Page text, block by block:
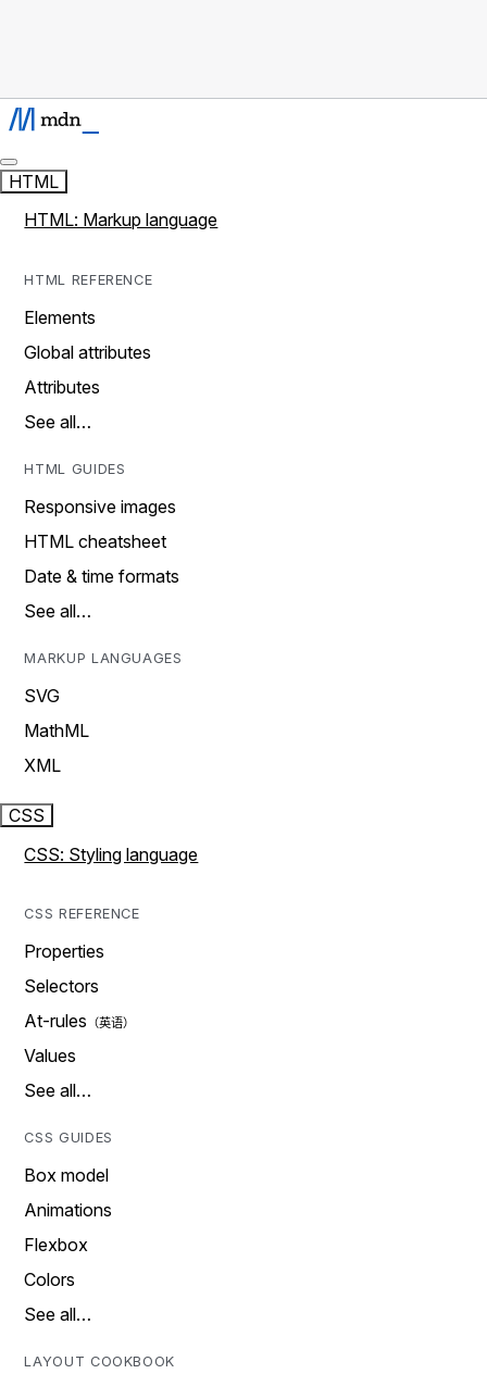
HTML
HTML: Markup language
HTML REFERENCE
Elements
Global attributes
Attributes
See all…
HTML GUIDES
Responsive images
HTML cheatsheet
Date & time formats
See all…
MARKUP LANGUAGES
SVG
MathML
XML
CSS
CSS: Styling language
CSS REFERENCE
Properties
Selectors
At-rules
Values
See all…
CSS GUIDES
Box model
Animations
Flexbox
Colors
See all…
LAYOUT COOKBOOK